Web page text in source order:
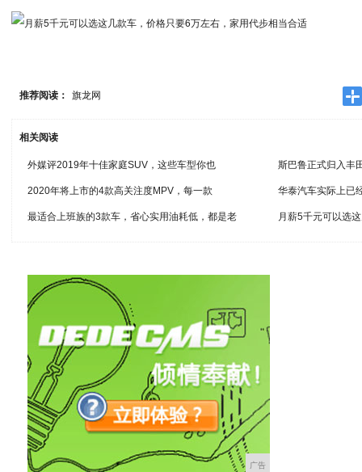
推荐阅读： 旗龙网
相关阅读
外媒评2019年十佳家庭SUV，这些车型你也 斯巴鲁正式归入丰
2020年将上市的4款高关注度MPV，每一款 华泰汽车实际上已
最适合上班族的3款车，省心实用油耗低，都是老 月薪5千元可以选
广告